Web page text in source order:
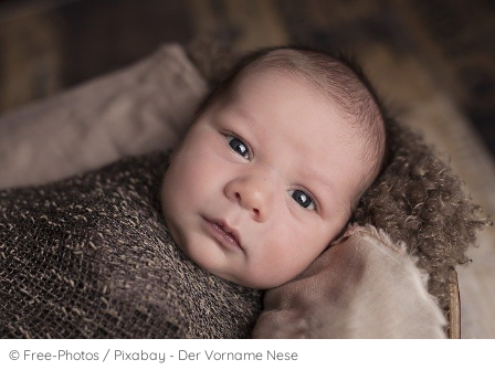
© Free-Photos / Pixabay - Der Vorname Nese